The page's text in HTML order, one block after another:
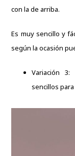
con la de arriba.
Es muy sencillo y
según la ocasión
Variación
sencillos